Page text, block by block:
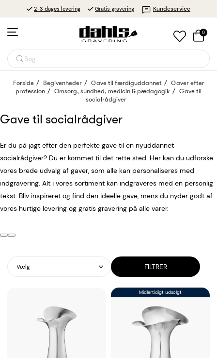
2-3 dages levering Gratis gravering Kundeservice
Søg
0
Forside Begivenheder Gave til færdiguddannet
Gaver efter
profession
Omsorg, sundhed, medicin & pædagogik
Gave til
socialrådgiver
Gave til socialrådgiver
Er du på jagt efter den perfekte gave til en nyuddannet
socialrådgiver? Du er kommet til det rette sted. Her kan du udforske
vores brede udvalg af gaver, som alle kan personaliseres med
indgravering. Alt i vores sortiment kan indgraveres med en personlig
tekst. Bliv inspireret og find den ideelle gave, mens du nyder godt af
vores hurtige levering og gratis gravering på alle varer.
Vælg FILTRER
Midlertidigt udsolgt